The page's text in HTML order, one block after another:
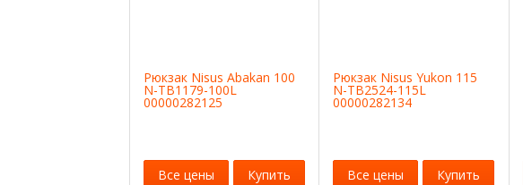
Рюкзак Nisus Abakan 100
N-TB1179-100L
00000282125
Все цены Купить
Рюкзак Nisus Yukon 115
N-TB2524-115L
00000282134
Все цены Купить